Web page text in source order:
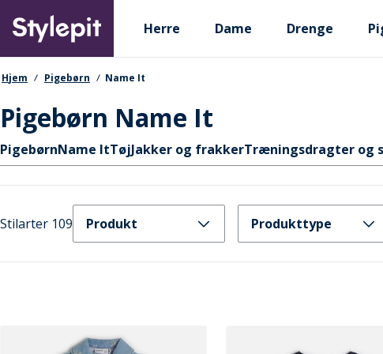
main
content
Primary departments
Herre Dame Drenge
navigationssti
Hjem Pigebørn Name It
Pigebørn Name It
Hurtige links
PigebørnName ItTøjJakker og frakkerTræningsdragter og
Stilarter 109 Produkt Produkttype